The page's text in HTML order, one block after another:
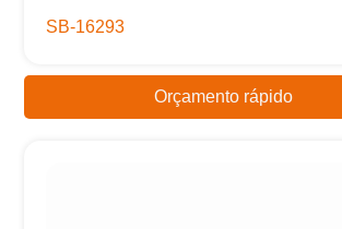
SB-16293
Orçamento rápido